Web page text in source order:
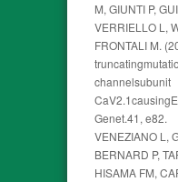
M, GIUNTI P,
VERRIELLO L,
FRONTALI M.
channelsubunit
Genet.41, e82.
VENEZIANO L,
BERNARD P,
HISAMA FM,